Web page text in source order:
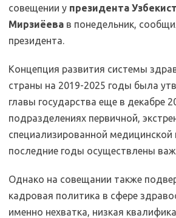
совещении у президента
Мирзиёева в понедельник,
президента.
Концепция развития системы
страны на 2019-2025 годы была
главы государства еще в декабре
подразделениях первичной,
специализированной
последние годы осуществлены
Однако на совещании также
кадровая политика в сфере
именно нехватка, низкая